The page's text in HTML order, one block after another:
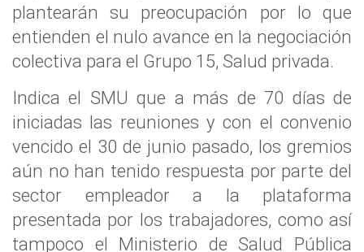
plantearán su preocupación por lo que
entienden el nulo avance en la negociación
colectiva para el Grupo 15, Salud privada.
Indica el SMU que a más de 70 días de
iniciadas las reuniones y con el convenio
vencido el 30 de junio pasado, los gremios
aún no han tenido respuesta por parte del
sector empleador a la plataforma
presentada por los trabajadores, como así
tampoco el Ministerio de Salud Pública